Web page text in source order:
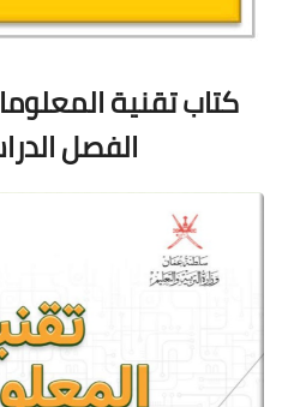
كتاب تقنية
الفصل